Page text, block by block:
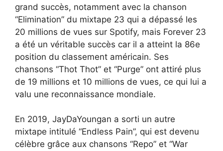
grand succès, notamment avec la chanson
“Elimination” du mixtape 23 qui a dépassé les
20 millions de vues sur Spotify, mais Forever 23
a été un véritable succès car il a atteint la 86e
position du classement américain. Ses
chansons “Thot Thot” et “Purge” ont attiré plus
de 19 millions et 10 millions de vues, ce qui lui a
valu une reconnaissance mondiale.
En 2019, JayDaYoungan a sorti un autre
mixtape intitulé “Endless Pain”, qui est devenu
célèbre grâce aux chansons “Repo” et “War